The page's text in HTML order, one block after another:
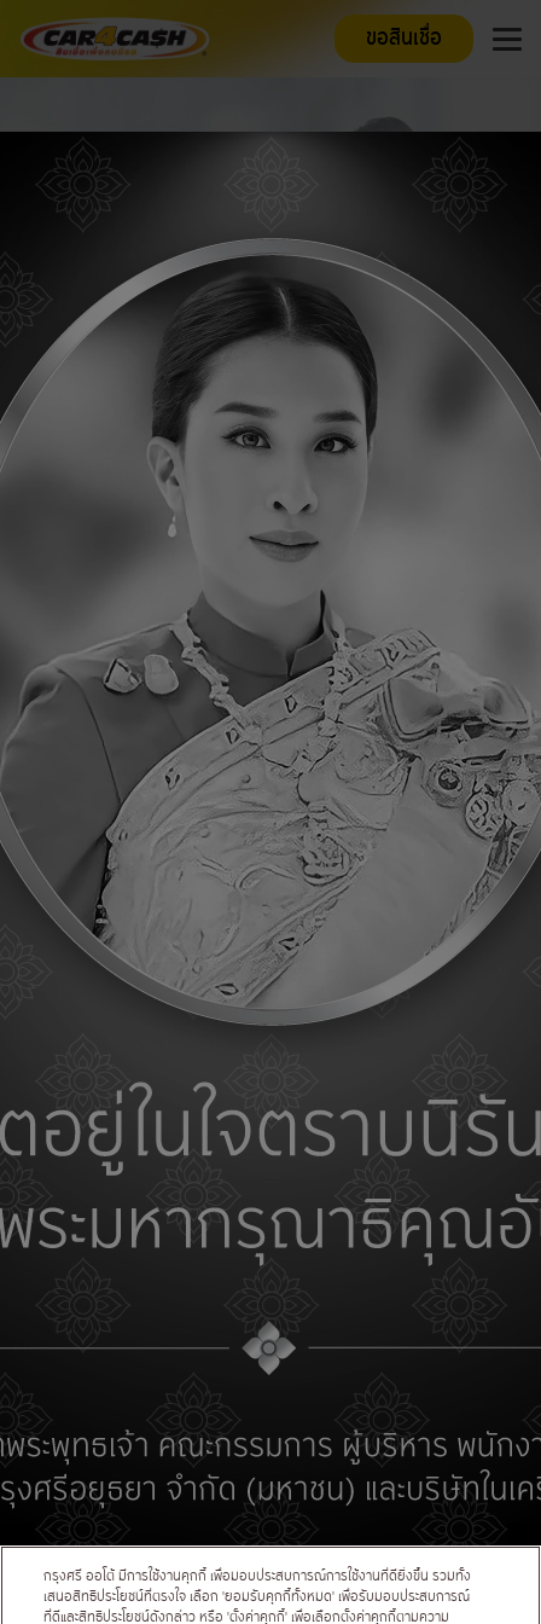
ขอสินเชื่อ
ขออภัย ไม่พบหน้าเว็บไซต์ที่คุณต้องการ
กรุณาตรวจสอบ URL หรือข้อมูลที่คุณต้องการค้นหาอีกครั้ง
กลับสู่หน้าหลัก
วัตถุประสงค์
บทความน่าสนใจ
คำถามที่พบบ่อยเกี่ยวกับรีไฟแนนซ์รถ
ประกาศการคุ้มครองข้อมูลส่วนบุคคล
อื่นๆ
ติดต่อเรา
กรุงศรี ออโต้ :02-740-7400
แขวงบางโพงพาง เขตยานนาวา กรุงเทพ 10120 และ บริษัท อยุธยา แคปปิตอล ออโต้ ลีส
จำกัด (มหาชน) - 1222/1 อาคารธนาคารกรุงศรีอยุธยา จำกัด (มหาชน) (อาคารริมน้ำ)
กรุงศรี ออโต้ มีการใช้งานคุกกี้ เพื่อมอบประสบการณ์การใช้งานที่ดียิ่งขึ้น รวมทั้ง
เสนอสิทธิประโยชน์ที่ตรงใจ เลือก 'ยอมรับคุกกี้ทั้งหมด' เพื่อรับมอบประสบการณ์
ที่ดีและสิทธิประโยชน์ดังกล่าว หรือ 'ตั้งค่าคุกกี้' เพื่อเลือกตั้งค่าคุกกี้ตามความ